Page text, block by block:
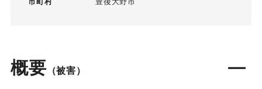
概要 （被害）